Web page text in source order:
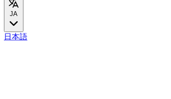
JA
日本語